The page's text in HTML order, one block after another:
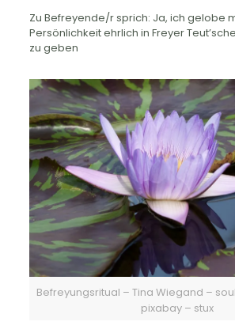
Zu Befreyende/r sprich: Ja, ich gelobe
Persönlichkeit ehrlich in Freyer
zu geben
Befreyungsritual – Tina Wiegand –
pixabay – stux